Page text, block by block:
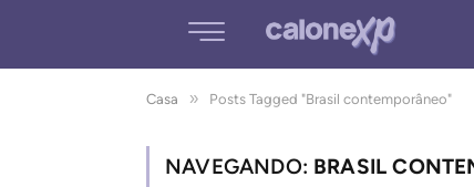
Casa » Posts Tagged "Brasil contemporâneo"
NAVEGANDO: BRASIL